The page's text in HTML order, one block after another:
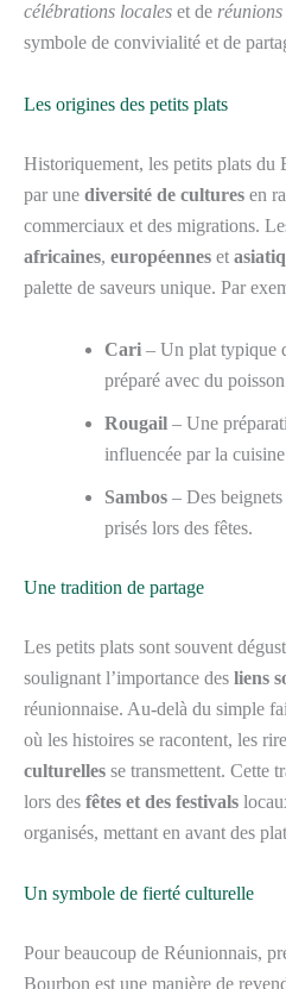
célébrations locales et de
symbole de convivialité et de
Les origines des petits plats
Historiquement, les petits plats du
par une diversité de cultures en
commerciaux et des migrations.
africaines, européennes et
palette de saveurs unique. Par
Cari – Un plat typique
préparé avec du
Rougail – Une
influencée par la
Sambos – Des
prisés lors des fêtes.
Une tradition de partage
Les petits plats sont souvent
soulignant l’importance des liens
réunionnaise. Au-delà du simple
où les histoires se racontent, les
culturelles se transmettent. Cette
lors des fêtes et des festivals
organisés, mettant en avant des
Un symbole de fierté culturelle
Pour beaucoup de Réunionnais,
Bourbon est une manière de